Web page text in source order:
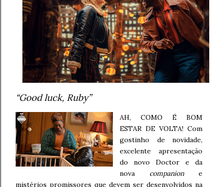
“Good luck, Ruby”
AH, COMO É BOM
ESTAR DE VOLTA! Com
gostinho de novidade,
excelente apresentação
do novo Doctor e da
nova companione
mistérios promissores que devem ser desenvolvidos na